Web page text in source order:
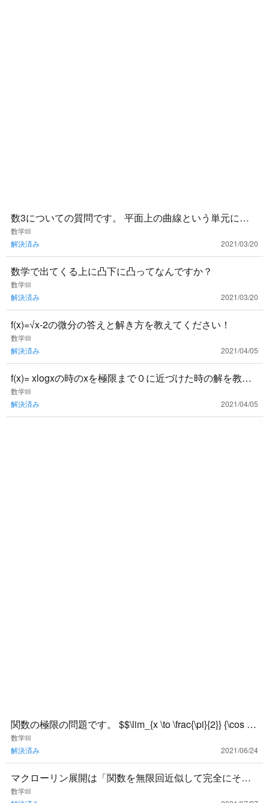
数3についての質問です。 平面上の曲線という単元に出
てくる離心率？というものはどんな時に使えば良いので
しょうか？ 使い所
数学Ⅲ
解決済み
2021/03/20
数学で出てくる上に凸下に凸ってなんですか？
数学Ⅲ
解決済み
2021/03/20
f(x)=√x-2の微分の答えと解き方を教えてください！
数学Ⅲ
解決済み
2021/04/05
f(x)= xlogxの時のxを極限まで０に近づけた時の解を教え
てください！不定形の極限が分かりません。
数学Ⅲ
解決済み
2021/04/05
関数の極限の問題です。 $$\lim_{x \to \frac{\pi}{2}} {\cos 3
x}{\tan 5x}$
数学Ⅲ
解決済み
2021/06/24
マクローリン展開は「関数を無限回近似して完全にその
関数と一致するように係数をあわせる」という解釈で良
数学Ⅲ